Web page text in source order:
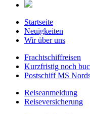
Startseite
Neuigkeiten
Wir über uns
Frachtschiffreisen
Kurzfristig noch
Postschiff MS
Reiseanmeldung
Reiseversicherung